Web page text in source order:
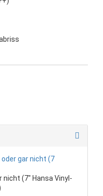
nicht (7" Hansa Vinyl-